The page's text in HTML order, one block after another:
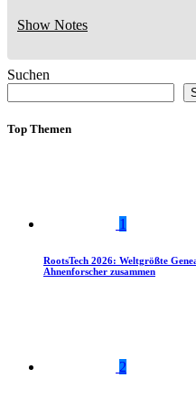
Show Notes
Suchen
Top Themen
1
RootsTech 2026: Weltgrößte
Ahnenforscher zusammen
2